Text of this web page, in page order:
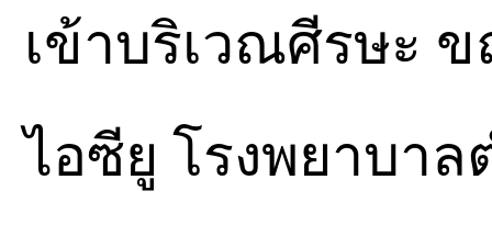
เข้าบริเวณศีรษะ
ไอซียู โรงพยาบาล